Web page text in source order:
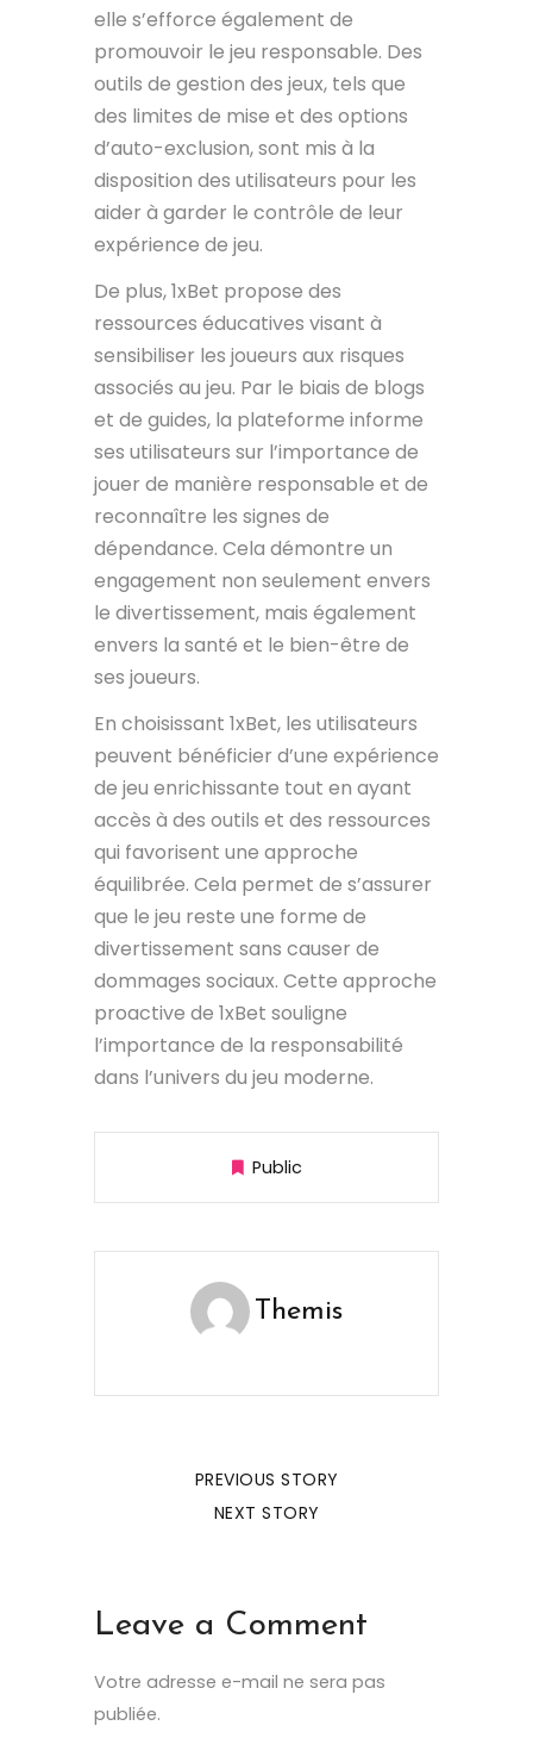
elle s’efforce également de
promouvoir le jeu responsable. Des
outils de gestion des jeux, tels que
des limites de mise et des options
d’auto-exclusion, sont mis à la
disposition des utilisateurs pour les
aider à garder le contrôle de leur
expérience de jeu.
De plus, 1xBet propose des
ressources éducatives visant à
sensibiliser les joueurs aux risques
associés au jeu. Par le biais de blogs
et de guides, la plateforme informe
ses utilisateurs sur l’importance de
jouer de manière responsable et de
reconnaître les signes de
dépendance. Cela démontre un
engagement non seulement envers
le divertissement, mais également
envers la santé et le bien-être de
ses joueurs.
En choisissant 1xBet, les utilisateurs
peuvent bénéficier d’une expérience
de jeu enrichissante tout en ayant
accès à des outils et des ressources
qui favorisent une approche
équilibrée. Cela permet de s’assurer
que le jeu reste une forme de
divertissement sans causer de
dommages sociaux. Cette approche
proactive de 1xBet souligne
l’importance de la responsabilité
dans l’univers du jeu moderne.
Public
Themis
PREVIOUS STORY
NEXT STORY
Leave a Comment
Votre adresse e-mail ne sera pas
publiée.